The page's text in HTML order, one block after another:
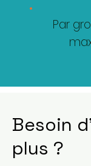
Par
Besoin
plus ?